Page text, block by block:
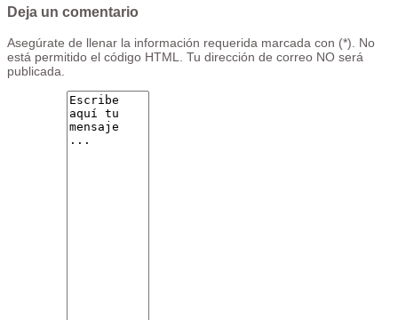
Deja un comentario
Asegúrate de llenar la información requerida marcada con (*). No
está permitido el código HTML. Tu dirección de correo NO será
publicada.